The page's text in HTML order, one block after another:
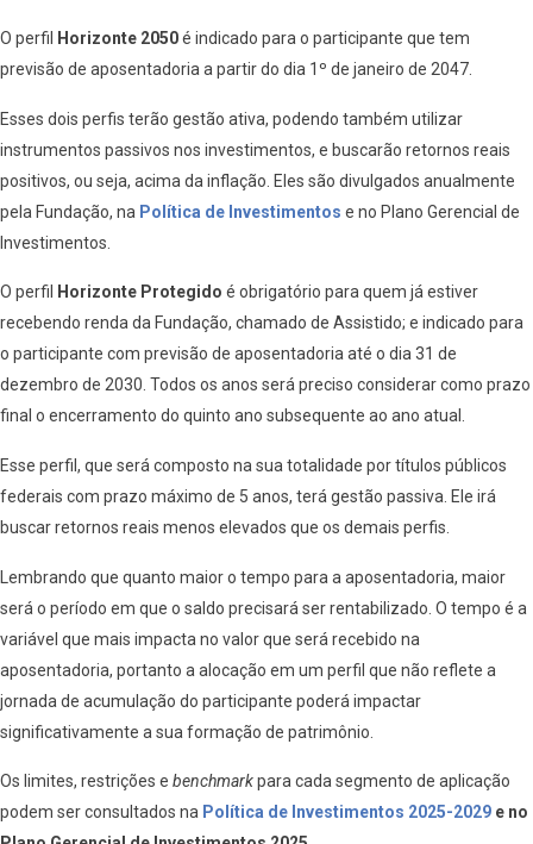
O perfil Horizonte 2050é indicado para o participante que tem
previsão de aposentadoria a partir do dia 1º de janeiro de 2047.
Esses dois perfis terão gestão ativa, podendo também utilizar
instrumentos passivos nos investimentos, e buscarão retornos reais
positivos, ou seja, acima da inflação. Eles são divulgados anualmente
pela Fundação, na Política de Investimentos e no Plano Gerencial de
Investimentos.
O perfil Horizonte Protegido é obrigatório para quem já estiver
recebendo renda da Fundação, chamado de Assistido; e indicado para
o participante com previsão de aposentadoria até o dia 31 de
dezembro de 2030. Todos os anos será preciso considerar como prazo
final o encerramento do quinto ano subsequente ao ano atual.
Esse perfil, que será composto na sua totalidade por títulos públicos
federais com prazo máximo de 5 anos, terá gestão passiva. Ele irá
buscar retornos reais menos elevados que os demais perfis.
Lembrando que quanto maior o tempo para a aposentadoria, maior
será o período em que o saldo precisará ser rentabilizado. O tempo é a
variável que mais impacta no valor que será recebido na
aposentadoria, portanto a alocação em um perfil que não reflete a
jornada de acumulação do participante poderá impactar
significativamente a sua formação de patrimônio.
Os limites, restrições e benchmarkpara cada segmento de aplicação
podem ser consultados na Política de Investimentos 2025-2029 e no